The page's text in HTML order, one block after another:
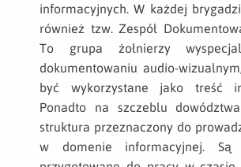
informacyjnych. W każdej
również tzw. Zespół
To grupa żołnierzy
dokumentowaniu audio-
być wykorzystane jako treść
Ponadto na szczeblu
struktura przeznaczony do
w domenie informacyjnej. Są